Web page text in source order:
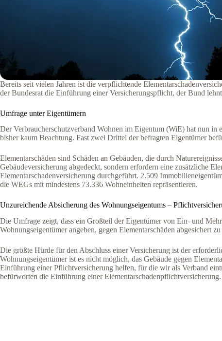
Bereits seit vielen Jahren ist die verpflichtende
der Bundesrat die Einführung einer Versicherungspflicht, der Bund
Umfrage unter Eigentümern
Der Verbraucherschutzverband Wohnen im Eigentum (WiE) hat nun
bisher kaum Beachtung. Fast zwei Drittel der befragten Eigentümer
Elementarschäden sind Schäden an Gebäuden, die durch
Gebäudeversicherung abgedeckt, sondern erfordern eine zusätzliche
Elementarschadenversicherung durchgeführt. 2.509
die WEGs mit mindestens 73.336 Wohneinheiten repräsentieren.
Unzureichende Absicherung des Wohnungseigentums –
Die Umfrage zeigt, dass ein Großteil der Eigentümer von Ein- und
Wohnungseigentümer angeben, gegen Elementarschäden abgesichert
Die größte Hürde für den Abschluss einer Versicherung ist der
Wohnungseigentümer ist es nicht möglich, das Gebäude gegen
Einführung einer Pflichtversicherung helfen, für die wir als Verband
befürworten die Einführung einer Elementarschadenpflichtversicherung.